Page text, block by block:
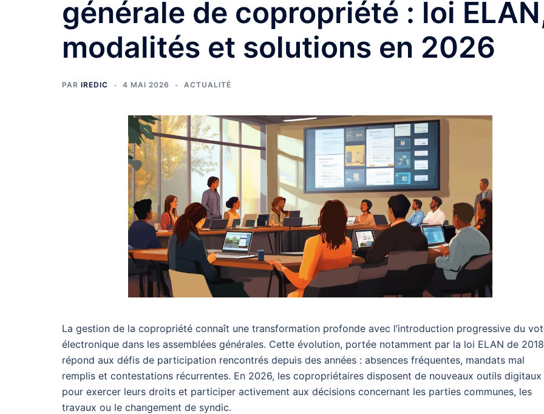
générale de copropriété : loi
modalités et solutions en 2026
PAR IREDIC 4 MAI 2026 ACTUALITÉ
La gestion de la copropriété connaît une transformation profonde avec l’introduction progressive du
électronique dans les assemblées générales. Cette évolution, portée notamment par la loi ELAN de
répond aux défis de participation rencontrés depuis des années : absences fréquentes, mandats mal
remplis et contestations récurrentes. En 2026, les copropriétaires disposent de nouveaux outils digitaux
pour exercer leurs droits et participer activement aux décisions concernant les parties communes, les
travaux ou le changement de syndic.